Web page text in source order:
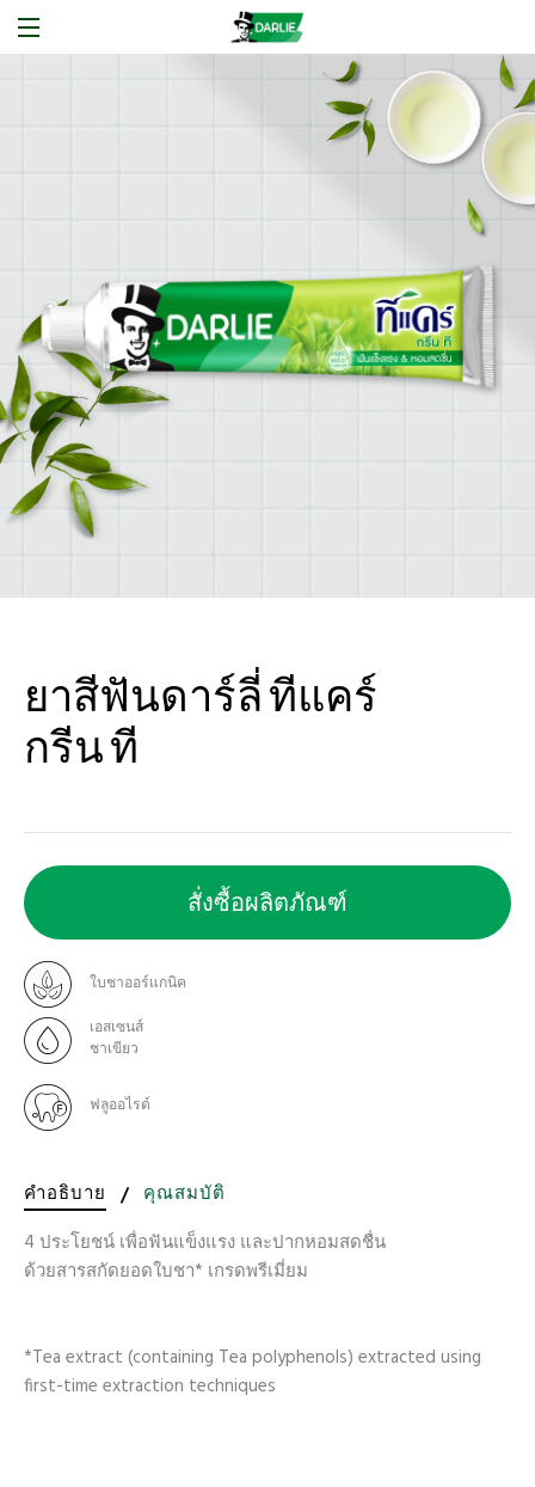
ยาสีฟันดาร์ลี่ ทีแคร์
กรีน ที
สั่งซื้อผลิตภัณฑ์
ใบชาออร์แกนิค
เอสเซนส์
ชาเขียว
ฟลูออไรด์
คำอธิบาย / คุณสมบัติ
4 ประโยชน์ เพื่อฟันแข็งแรง และปากหอมสดชื่น
ด้วยสารสกัดยอดใบชา* เกรดพรีเมี่ยม
*Tea extract (containing Tea polyphenols) extracted using
first-time extraction techniques